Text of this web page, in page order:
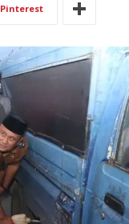
Pinterest